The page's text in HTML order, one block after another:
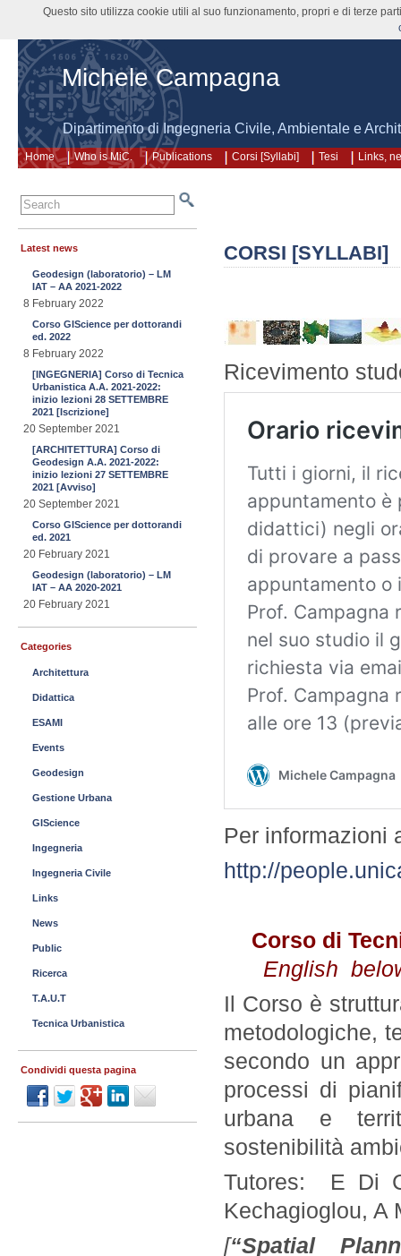
Michele Campagna
Dipartimento di Ingegneria Civile, Ambientale e
Home Who is MiC. Publications Corsi [Syllabi] Tesi Links,
CORSI [SYLLABI]
Ricevimento
Per informazioni
http://
Corso di
English
Il Corso è
metodologiche,
secondo un
processi di
urbana e
sostenibilità
Tutores: E Di
Kechagioglou, A
[“Spatial
Latest news
Geodesign (laboratorio) – LM
IAT – AA 2021-2022
8 February 2022
Corso GIScience per dottorandi
ed. 2022
8 February 2022
[INGEGNERIA] Corso di Tecnica
Urbanistica A.A. 2021-2022:
inizio lezioni 28 SETTEMBRE
2021 [Iscrizione]
20 September 2021
[ARCHITETTURA] Corso di
Geodesign A.A. 2021-2022:
inizio lezioni 27 SETTEMBRE
2021 [Avviso]
20 September 2021
Corso GIScience per dottorandi
ed. 2021
20 February 2021
Geodesign (laboratorio) – LM
IAT – AA 2020-2021
20 February 2021
Categories
Architettura
Didattica
ESAMI
Events
Geodesign
Gestione Urbana
GIScience
Ingegneria
Ingegneria Civile
Links
News
Public
Ricerca
T.A.U.T
Tecnica Urbanistica
Condividi questa pagina
Questo sito utilizza cookie utili al suo funzionamento, propri e di terze